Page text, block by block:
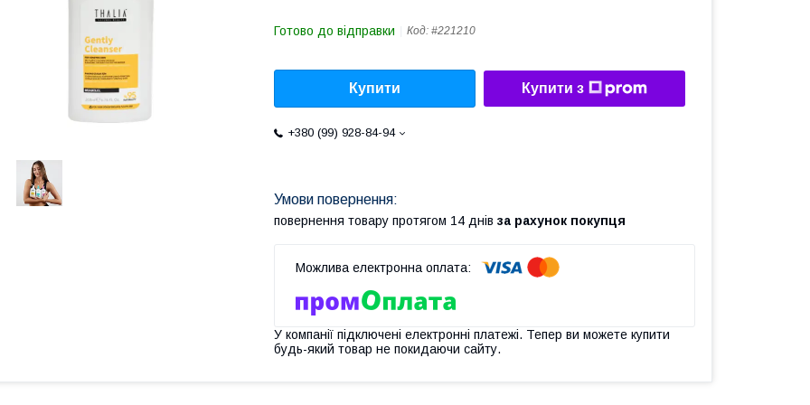
Готово до відправки Код: #221210
Купити Купити з
+380 (99) 928-84-94
повернення товару протягом 14 днів за рахунок покупця
У компанії підключені електронні платежі. Тепер ви можете купити
будь-який товар не покидаючи сайту.